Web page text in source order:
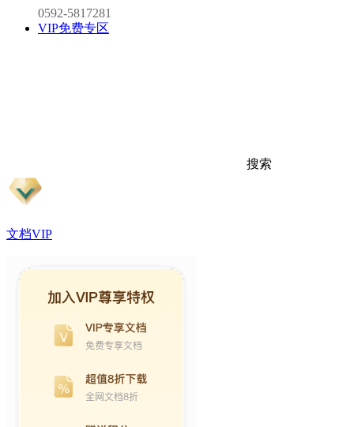
0592-5817281
VIP免费专区
搜索
文档VIP